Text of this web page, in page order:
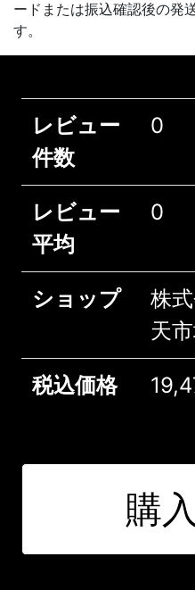
ードまたは振込確認後の発
す。
レビュー
件数
0
レビュー
平均
0
ショップ
株
天
税込価格
購